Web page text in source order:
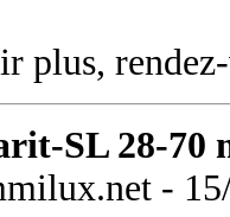
plus,
SL 28-70
-